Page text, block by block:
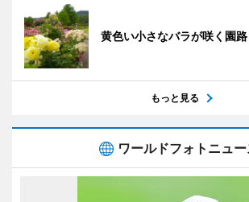
黄色い小さなバラが咲く園路
もっと見る
ワールドフォトニュー